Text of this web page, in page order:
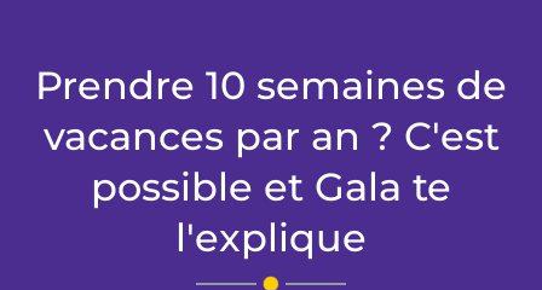
Prendre 10 semaines de
vacances par an ? C'est
possible et Gala te
l'explique